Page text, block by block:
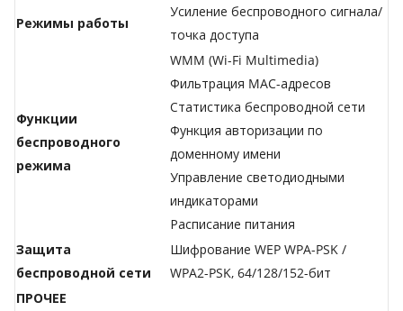
Режимы работы
Усиление беспроводного сигнала/
точка доступа
Функции
беспроводного
режима
WMM (Wi-Fi Multimedia)
Фильтрация MAC-адресов
Статистика беспроводной сети
Функция авторизации по
доменному имени
Управление светодиодными
индикаторами
Расписание питания
Защита
беспроводной сети
Шифрование WEP WPA-PSK /
WPA2-PSK, 64/128/152-бит
ПРОЧЕЕ